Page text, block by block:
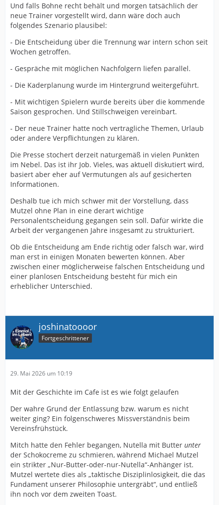
Und falls Bohne recht behält und morgen tatsächlich der
neue Trainer vorgestellt wird, dann wäre doch auch
folgendes Szenario plausibel:
- Die Entscheidung über die Trennung war intern schon seit
Wochen getroffen.
- Gespräche mit möglichen Nachfolgern liefen parallel.
- Die Kaderplanung wurde im Hintergrund weitergeführt.
- Mit wichtigen Spielern wurde bereits über die kommende
Saison gesprochen. Und Stillschweigen vereinbart.
- Der neue Trainer hatte noch vertragliche Themen, Urlaub
oder andere Verpflichtungen zu klären.
Die Presse stochert derzeit naturgemäß in vielen Punkten
im Nebel. Das ist ihr Job. Vieles, was aktuell diskutiert wird,
basiert aber eher auf Vermutungen als auf gesicherten
Informationen.
Deshalb tue ich mich schwer mit der Vorstellung, dass
Mutzel ohne Plan in eine derart wichtige
Personalentscheidung gegangen sein soll. Dafür wirkte die
Arbeit der vergangenen Jahre insgesamt zu strukturiert.
Ob die Entscheidung am Ende richtig oder falsch war, wird
man erst in einigen Monaten bewerten können. Aber
zwischen einer möglicherweise falschen Entscheidung und
einer planlosen Entscheidung besteht für mich ein
erheblicher Unterschied.
joshinatoooor
Fortgeschrittener
29. Mai 2026 um 10:19
Mit der Geschichte im Cafe ist es wie folgt gelaufen
Der wahre Grund der Entlassung bzw. warum es nicht
weiter ging? Ein folgenschweres Missverständnis beim
Vereinsfrühstück.
Mitch hatte den Fehler begangen, Nutella mit Butter unter
der Schokocreme zu schmieren, während Michael Mutzel
ein strikter „Nur-Butter-oder-nur-Nutella“-Anhänger ist.
Mutzel wertete dies als „taktische Disziplinlosigkeit, die das
Fundament unserer Philosophie untergräbt“, und entließ
ihn noch vor dem zweiten Toast.